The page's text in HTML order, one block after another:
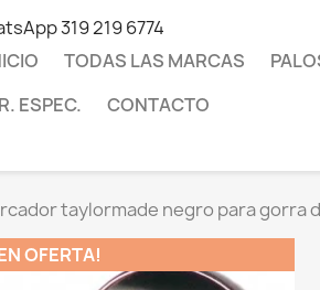
319 219 6774
TODAS LAS MARCAS
ESPEC.
CONTACTO
taylormade negro para gorra
OFERTA!